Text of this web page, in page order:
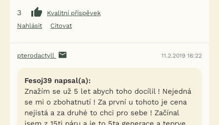
3
Kvalitní příspěvek
Nahlásit
Citovat
pterodactyll 11.2.2019 16:22
Fesoj39 napsal(a):
Znažím se už 5 let abych toho docílil ! Nejedná
se mi o zbohatnutí ! Za první u tohoto je cena
nejistá a za druhé to chci pro sebe ! Začínal